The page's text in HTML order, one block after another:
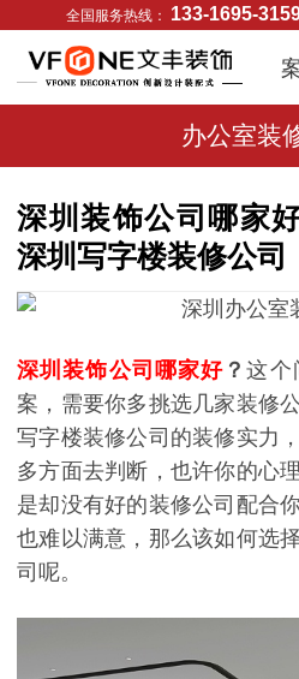
全国服务热线： 133-1695-
办公室装
深圳装饰公司哪家
深圳写字楼装修公司
深圳装饰公司哪家好 ？这个
案，需要你多挑选几家装修
写字楼装修公司的装修实力
多方面去判断，也许你的心
是却没有好的装修公司配合
也难以满意，那么该如何选
司呢。